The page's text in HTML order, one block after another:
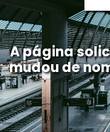
A página
mudou de